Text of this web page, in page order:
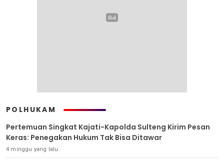
POLHUKAM
Pertemuan Singkat Kajati-Kapolda Sulteng Kirim Pesan
Keras: Penegakan Hukum Tak Bisa Ditawar
4 minggu yang lalu